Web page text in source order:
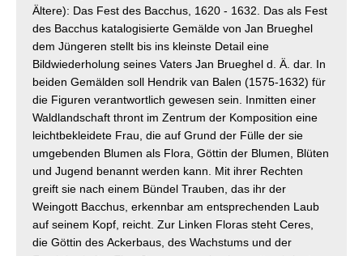
Ältere): Das Fest des Bacchus, 1620 - 1632. Das als Fest
des Bacchus katalogisierte Gemälde von Jan Brueghel
dem Jüngeren stellt bis ins kleinste Detail eine
Bildwiederholung seines Vaters Jan Brueghel d. Ä. dar. In
beiden Gemälden soll Hendrik van Balen (1575-1632) für
die Figuren verantwortlich gewesen sein. Inmitten einer
Waldlandschaft thront im Zentrum der Komposition eine
leichtbekleidete Frau, die auf Grund der Fülle der sie
umgebenden Blumen als Flora, Göttin der Blumen, Blüten
und Jugend benannt werden kann. Mit ihrer Rechten
greift sie nach einem Bündel Trauben, das ihr der
Weingott Bacchus, erkennbar am entsprechenden Laub
auf seinem Kopf, reicht. Zur Linken Floras steht Ceres,
die Göttin des Ackerbaus, des Wachstums und der